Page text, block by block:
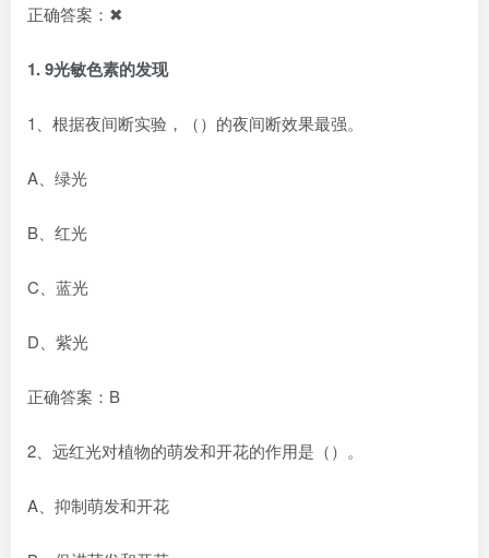
正确答案：✖
1.9光敏色素的发现
1、根据夜间断实验，（）的夜间断效果最强。
A、绿光
B、红光
C、蓝光
D、紫光
正确答案：B
2、远红光对植物的萌发和开花的作用是（）。
A、抑制萌发和开花